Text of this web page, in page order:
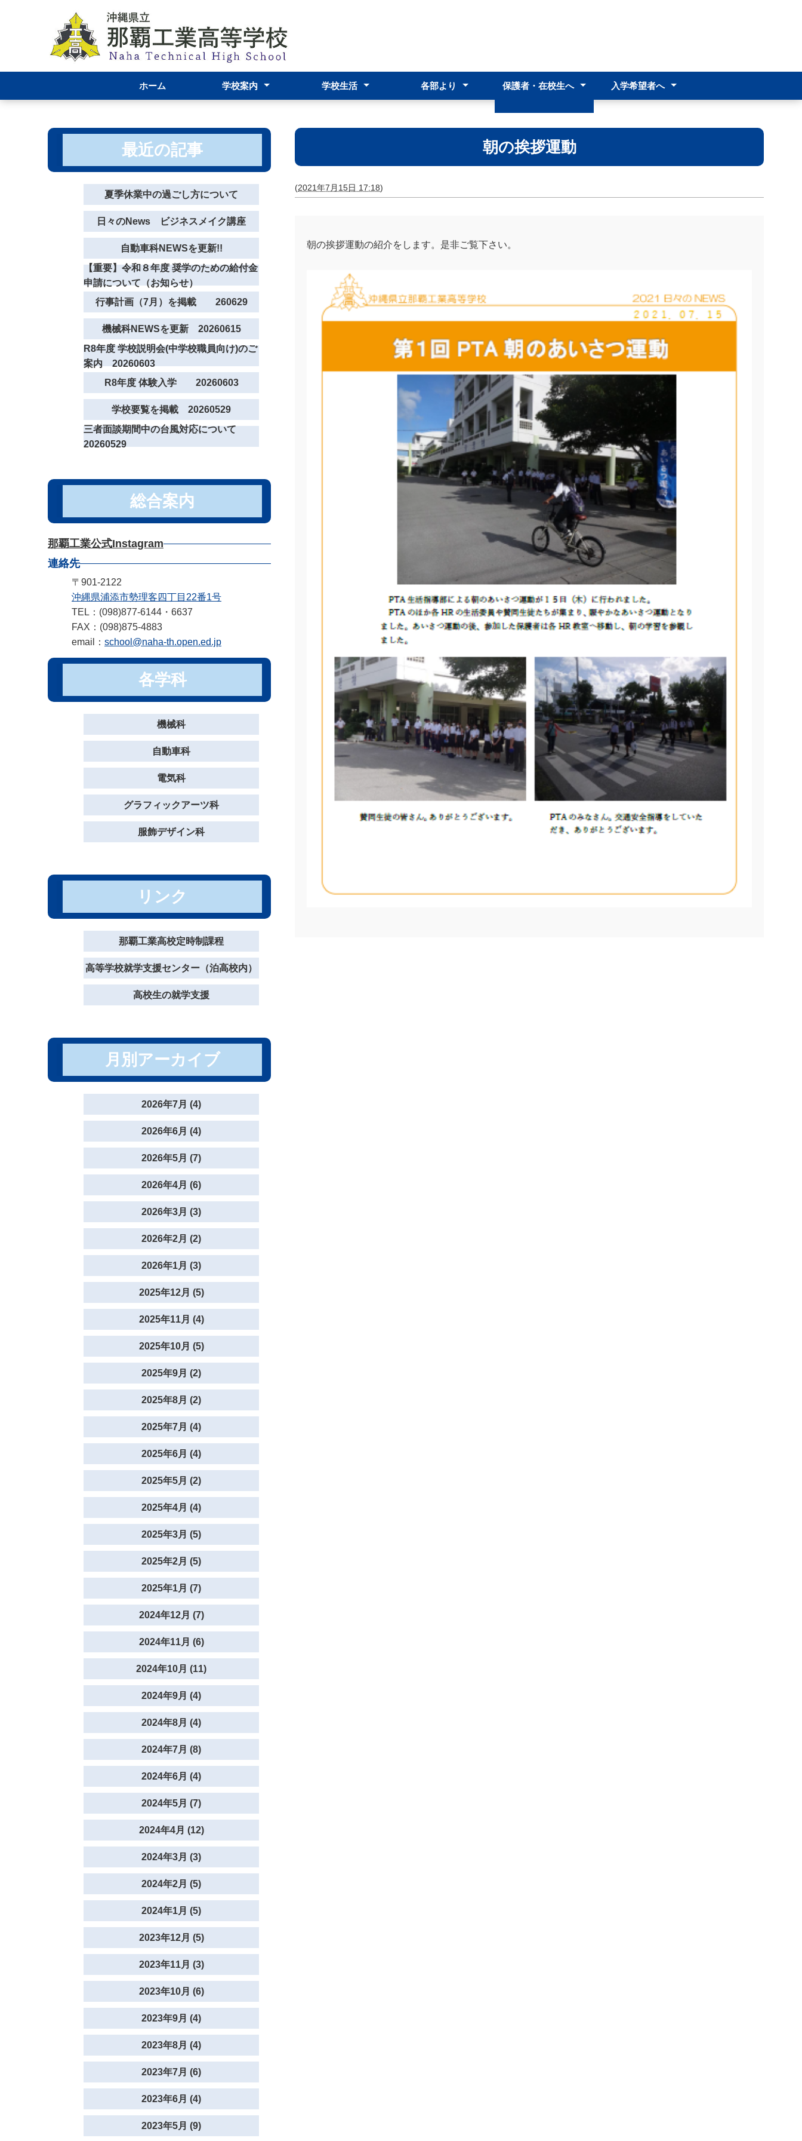
ホーム 学校案内 学校生活 各部より 保護者・在校生へ
在校生へ
入学希望者へ
中学生･中学校教諭の皆様へ
入試情報
朝の挨拶運動
(2021年7月15日 17:18)
朝の挨拶運動の紹介をします。是非ご覧下さい。
最近の記事
夏季休業中の過ごし方について
日々のNews ビジネスメイク講座
自動車科NEWSを更新!!
【重要】令和８年度 奨学のための給付金
申請について（お知らせ）
行事計画（7月）を掲載 260629
機械科NEWSを更新 20260615
R8年度 学校説明会(中学校職員向け)のご
案内 20260603
R8年度 体験入学 20260603
学校要覧を掲載 20260529
三者面談期間中の台風対応について
20260529
総合案内
那覇工業公式Instagram
連絡先
〒901-2122
沖縄県浦添市勢理客四丁目22番1号
TEL：(098)877-6144・6637
FAX：(098)875-4883
email： school@naha-th.open.ed.jp
各学科
機械科
自動車科
電気科
グラフィックアーツ科
服飾デザイン科
リンク
那覇工業高校定時制課程
高等学校就学支援センター（泊高校内）
高校生の就学支援
月別アーカイブ
2026年7月 (4)
2026年6月 (4)
2026年5月 (7)
2026年4月 (6)
2026年3月 (3)
2026年2月 (2)
2026年1月 (3)
2025年12月 (5)
2025年11月 (4)
2025年10月 (5)
2025年9月 (2)
2025年8月 (2)
2025年7月 (4)
2025年6月 (4)
2025年5月 (2)
2025年4月 (4)
2025年3月 (5)
2025年2月 (5)
2025年1月 (7)
2024年12月 (7)
2024年11月 (6)
2024年10月 (11)
2024年9月 (4)
2024年8月 (4)
2024年7月 (8)
2024年6月 (4)
2024年5月 (7)
2024年4月 (12)
2024年3月 (3)
2024年2月 (5)
2024年1月 (5)
2023年12月 (5)
2023年11月 (3)
2023年10月 (6)
2023年9月 (4)
2023年8月 (4)
2023年7月 (6)
2023年6月 (4)
2023年5月 (9)